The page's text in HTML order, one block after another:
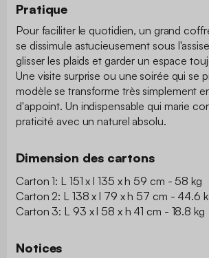
Pratique
Pour faciliter le quotidien, un grand
se dissimule astucieusement sous
glisser les plaids et garder un espace
Une visite surprise ou une soirée qui se
modèle se transforme très simplement
d'appoint. Un indispensable qui marie
praticité avec un naturel absolu.
Dimension des cartons
Carton 1: L 151 x l 135 x h 59 cm - 58 kg
Carton 2: L 138 x l 79 x h 57 cm - 44.6
Carton 3: L 93 x l 58 x h 41 cm - 18.8 kg
Notices